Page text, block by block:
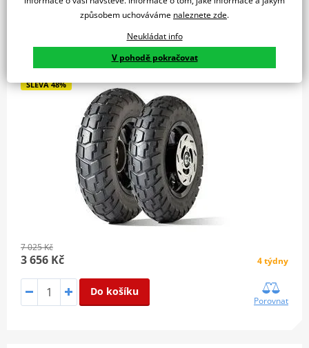
Pneumatika DUNLOP 150/70R17 69T M+S TL TRX RAID
SLEVA 48%
7 025 Kč
3 656 Kč 4 týdny
Do košíku
Porovnat
způsobem uchováváme naleznete zde.
Neukládat info
V pohodě pokračovat